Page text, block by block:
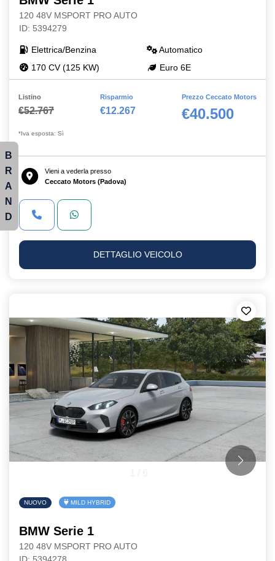
120 48V MSPORT PRO AUTO
ID: 5394279
Elettrica/Benzina
Automatico
170 CV (125 KW)
Euro 6E
Listino
€52.767
Risparmio
€12.267
Prezzo Ceccato Motors
€40.500
*Iva esposta: Sì
Vieni a vederla presso
Ceccato Motors (Padova)
DETTAGLIO VEICOLO
NUOVO MILD HYBRID
BMW Serie 1
120 48V MSPORT PRO AUTO
B
R
A
N
D